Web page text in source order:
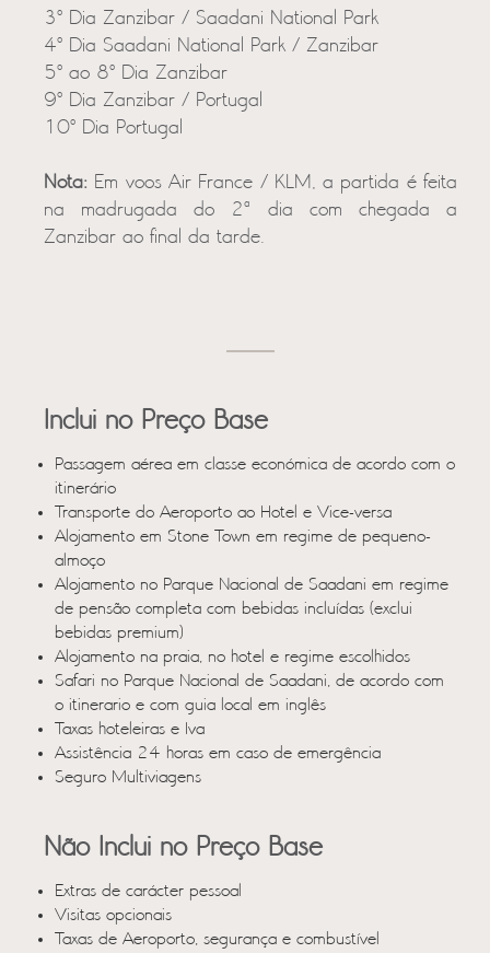
3º Dia Zanzibar / Saadani National Park
4º Dia Saadani National Park / Zanzibar
5º ao 8º Dia Zanzibar
9º Dia Zanzibar / Portugal
10º Dia Portugal
Nota: Em voos Air France / KLM, a partida é feita
na madrugada do 2ª dia com chegada a
Zanzibar ao final da tarde.
Inclui no Preço Base
Passagem aérea em classe económica de acordo com o
itinerário
Transporte do Aeroporto ao Hotel e Vice-versa
Alojamento em Stone Town em regime de pequeno-
almoço
Alojamento no Parque Nacional de Saadani em regime
de pensão completa com bebidas incluídas (exclui
bebidas premium)
Alojamento na praia, no hotel e regime escolhidos
Safari no Parque Nacional de Saadani, de acordo com
o itinerario e com guia local em inglês
Taxas hoteleiras e Iva
Assistência 24 horas em caso de emergência
Seguro Multiviagens
Não Inclui no Preço Base
Extras de carácter pessoal
Visitas opcionais
Taxas de Aeroporto, segurança e combustível